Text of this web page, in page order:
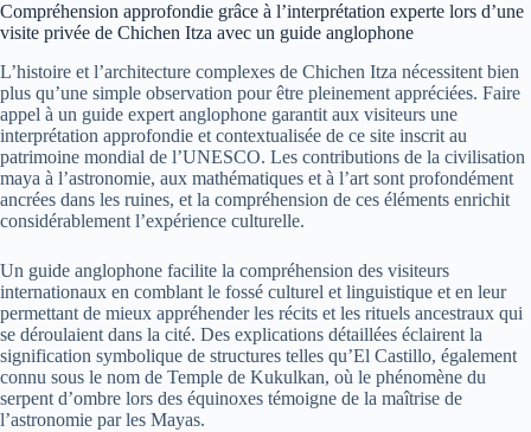
Compréhension approfondie grâce à l’interprétation experte lors d’une
visite privée de Chichen Itza avec un guide anglophone
L’histoire et l’architecture complexes de Chichen Itza nécessitent bien
plus qu’une simple observation pour être pleinement appréciées. Faire
appel à un guide expert anglophone garantit aux visiteurs une
interprétation approfondie et contextualisée de ce site inscrit au
patrimoine mondial de l’UNESCO. Les contributions de la civilisation
maya à l’astronomie, aux mathématiques et à l’art sont profondément
ancrées dans les ruines, et la compréhension de ces éléments enrichit
considérablement l’expérience culturelle.
Un guide anglophone facilite la compréhension des visiteurs
internationaux en comblant le fossé culturel et linguistique et en leur
permettant de mieux appréhender les récits et les rituels ancestraux qui
se déroulaient dans la cité. Des explications détaillées éclairent la
signification symbolique de structures telles qu’El Castillo, également
connu sous le nom de Temple de Kukulkan, où le phénomène du
serpent d’ombre lors des équinoxes témoigne de la maîtrise de
l’astronomie par les Mayas.